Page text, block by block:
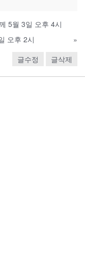
5월 3일 오후 4시
오후 2시
»
글수정 글삭제